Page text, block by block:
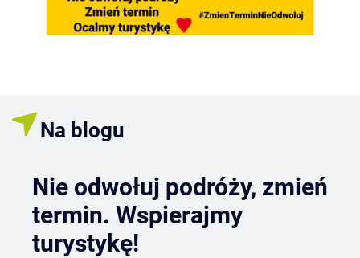
Na blogu
Nie odwołuj podróży, zmień
termin. Wspierajmy
turystykę!